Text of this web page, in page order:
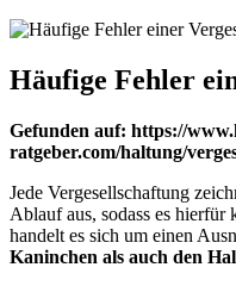
Häufige Fehler
Gefunden auf: https://
ratgeber.com/haltung/
Jede Vergesellschaftung
Ablauf aus, sodass es hierfür
handelt es sich um einen
Kaninchen als auch den